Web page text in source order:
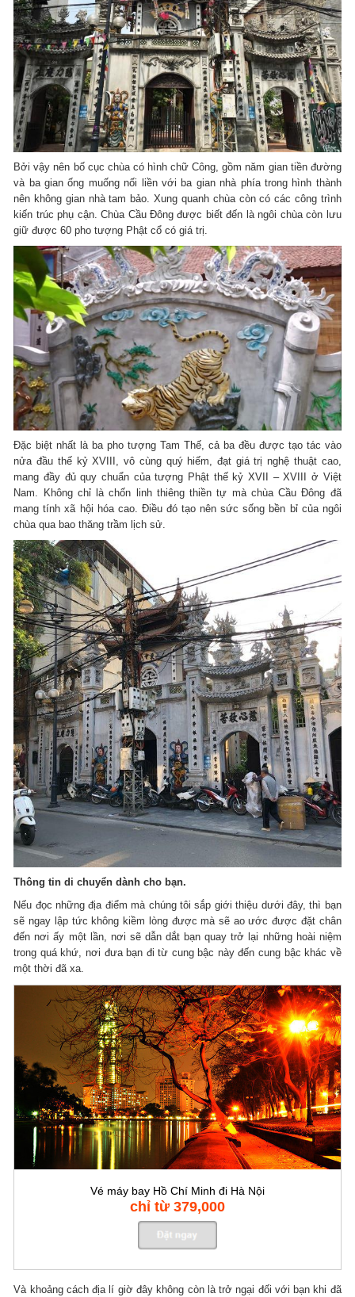
Bởi vậy nên bố cục chùa có hình chữ Công, gồm năm gian tiền đường
và ba gian ống muống nối liền với ba gian nhà phía trong hình thành
nên không gian nhà tam bảo. Xung quanh chùa còn có các công trình
kiến trúc phụ cận. Chùa Cầu Đông được biết đến là ngôi chùa còn lưu
giữ được 60 pho tượng Phật cổ có giá trị.
Đặc biệt nhất là ba pho tượng Tam Thế, cả ba đều được tạo tác vào
nửa đầu thế kỷ XVIII, vô cùng quý hiếm, đạt giá trị nghệ thuật cao,
mang đầy đủ quy chuẩn của tượng Phật thế kỷ XVII – XVIII ở Việt
Nam. Không chỉ là chốn linh thiêng thiền tự mà chùa Cầu Đông đã
mang tính xã hội hóa cao. Điều đó tạo nên sức sống bền bỉ của ngôi
chùa qua bao thăng trầm lịch sử.
Thông tin di chuyển dành cho bạn.
Nếu đọc những địa điểm mà chúng tôi sắp giới thiệu dưới đây, thì bạn
sẽ ngay lập tức không kiềm lòng được mà sẽ ao ước được đặt chân
đến nơi ấy một lần, nơi sẽ dẫn dắt bạn quay trở lại những hoài niệm
trong quá khứ, nơi đưa bạn đi từ cung bậc này đến cung bậc khác về
một thời đã xa.
Vé máy bay Hồ Chí Minh đi Hà Nội
chỉ từ 379,000
Và khoảng cách địa lí giờ đây không còn là trở ngại đối với bạn khi đã